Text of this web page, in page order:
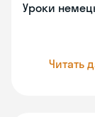
Уроки
Читать